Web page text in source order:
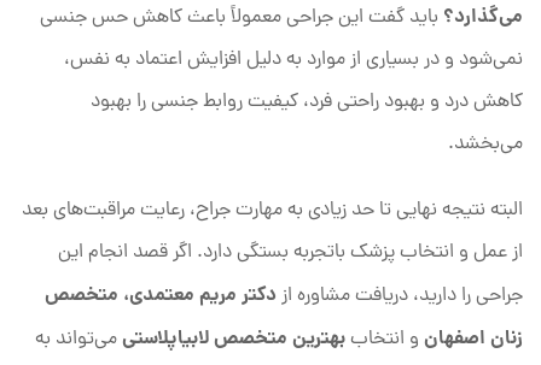
می‌گذارد؟ باید گفت این جراحی معمولاً باعث کاهش حس جنسی
نمی‌شود و در بسیاری از موارد به دلیل افزایش اعتماد به نفس،
کاهش درد و بهبود راحتی فرد، کیفیت روابط جنسی را بهبود
می‌بخشد.
البته نتیجه نهایی تا حد زیادی به مهارت جراح، رعایت مراقبت‌های بعد
از عمل و انتخاب پزشک باتجربه بستگی دارد. اگر قصد انجام این
جراحی را دارید، دریافت مشاوره از دکتر مریم معتمدی، متخصص
زنان اصفهان و انتخاببهترین متخصص لابیاپلاستیمی‌تواند به